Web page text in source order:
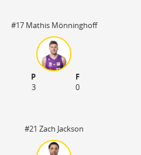
#17 Mathis Mönninghoff
P
F
3
0
#21 Zach Jackson